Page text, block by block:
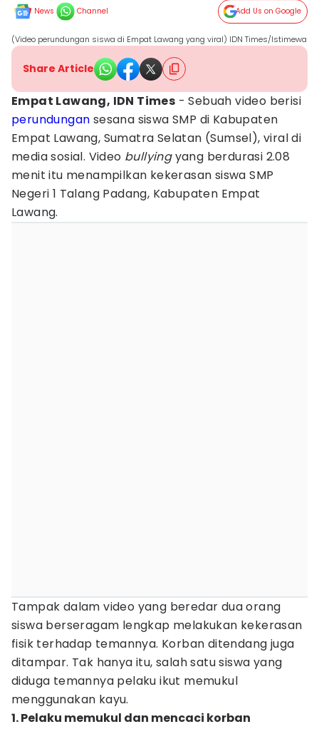
News Channel Add Us on Google
(Video perundungan siswa di Empat Lawang yang viral) IDN Times/Istimewa
Share Article
Empat Lawang, IDN Times - Sebuah video berisi
perundungan sesana siswa SMP di Kabupaten
Empat Lawang, Sumatra Selatan (Sumsel), viral di
media sosial. Video bullyingyang berdurasi 2.08
menit itu menampilkan kekerasan siswa SMP
Negeri 1 Talang Padang, Kabupaten Empat
Lawang.
Tampak dalam video yang beredar dua orang
siswa berseragam lengkap melakukan kekerasan
fisik terhadap temannya. Korban ditendang juga
ditampar. Tak hanya itu, salah satu siswa yang
diduga temannya pelaku ikut memukul
menggunakan kayu.
1. Pelaku memukul dan mencaci korban